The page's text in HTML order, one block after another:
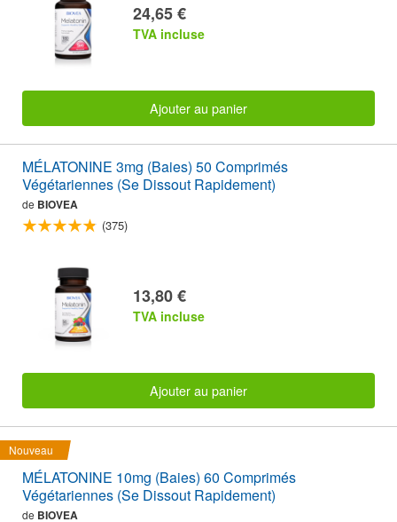
24,65 €
TVA incluse
Ajouter au panier
MÉLATONINE 3mg (Baies) 50 Comprimés
Végétariennes (Se Dissout Rapidement)
de BIOVEA
(375)
13,80 €
TVA incluse
Ajouter au panier
Nouveau
MÉLATONINE 10mg (Baies) 60 Comprimés
Végétariennes (Se Dissout Rapidement)
de BIOVEA